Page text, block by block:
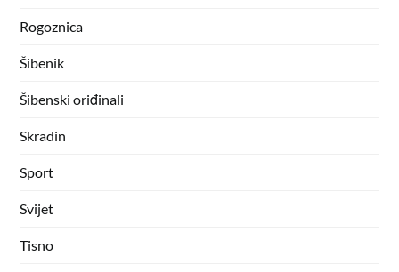
Rogoznica
Šibenik
Šibenski oriđinali
Skradin
Sport
Svijet
Tisno